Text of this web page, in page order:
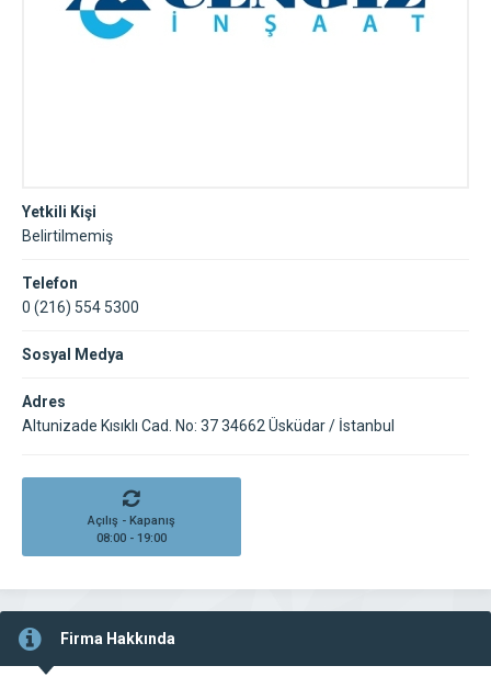
Yetkili Kişi
Belirtilmemiş
Telefon
0 (216) 554 5300
Sosyal Medya
Adres
Altunizade Kısıklı Cad. No: 37 34662 Üsküdar / İstanbul
Açılış - Kapanış
08:00 - 19:00
Firma Hakkında